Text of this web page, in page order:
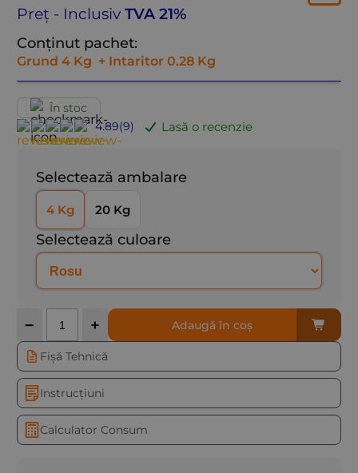
Preț - Inclusiv TVA 21%
Conținut pachet:
Grund 4 Kg + Intaritor 0.28 Kg
În stoc
4.89(9) Lasă o recenzie
Selectează ambalare
4 Kg 20 Kg
Selectează culoare
− + Adaugă în coș
Fișă Tehnică
Instrucțiuni
Calculator Consum